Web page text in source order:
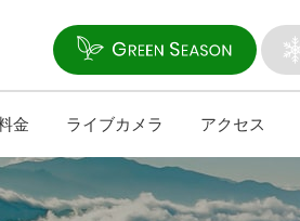
金 ライブカメラ アクセス